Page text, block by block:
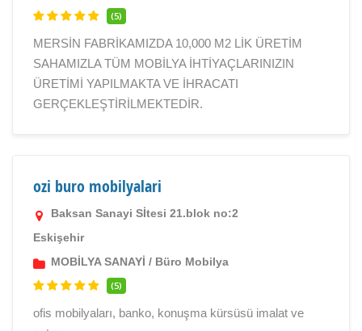
(5)
MERSİN FABRİKAMIZDA 10,000 M2 LİK ÜRETİM
SAHAMIZLA TÜM MOBİLYA İHTİYAÇLARINIZIN
ÜRETİMİ YAPILMAKTA VE İHRACATI
GERÇEKLEŞTİRİLMEKTEDİR.
ozi buro mobilyalari
Baksan Sanayi Sİtesi 21.blok no:2
Eskişehir
MOBİLYA SANAYİ / Büro Mobilya
(5)
ofis mobilyaları, banko, konuşma kürsüsü imalat ve